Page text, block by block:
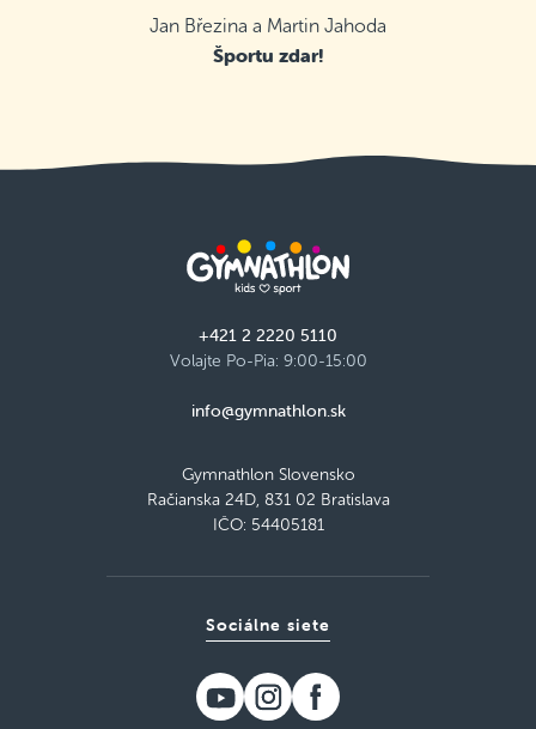
Jan Březina a Martin Jahoda
Športu zdar!
+421 2 2220 5110
Volajte Po-Pia: 9:00-15:00
info@gymnathlon.sk
Gymnathlon Slovensko
Račianska 24D, 831 02 Bratislava
IČO: 54405181
Sociálne siete